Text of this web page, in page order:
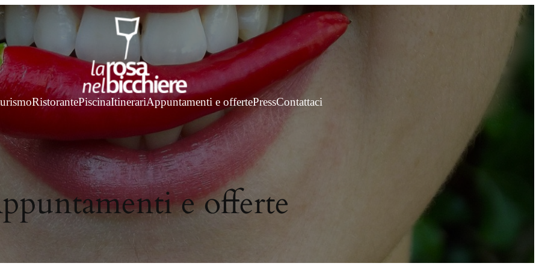
RistorantePiscinaItinerariAppuntamenti e offertePressContattaci
e offerte